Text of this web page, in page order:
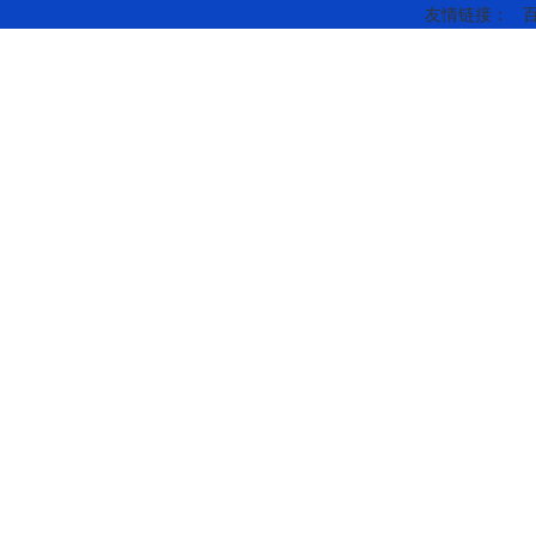
友情链接：